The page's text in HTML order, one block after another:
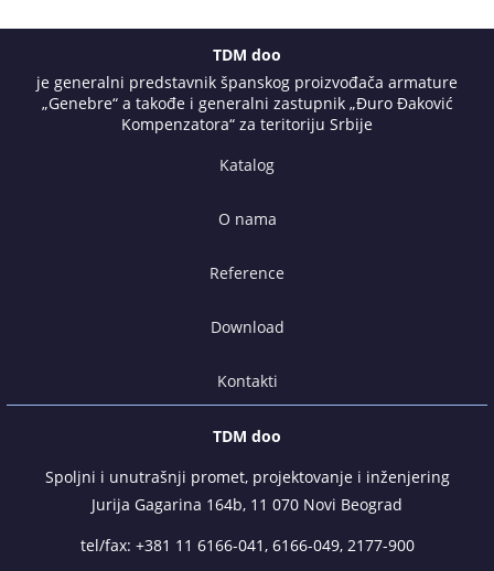
TDM doo
je generalni predstavnik španskog proizvođača armature
„Genebre“ a takođe i generalni zastupnik „Đuro Đaković
Kompenzatora“ za teritoriju Srbije
Katalog
O nama
Reference
Download
Kontakti
TDM doo
Spoljni i unutrašnji promet, projektovanje i inženjering
Jurija Gagarina 164b, 11 070 Novi Beograd
tel/fax: +381 11 6166-041 , 6166-049, 2177-900